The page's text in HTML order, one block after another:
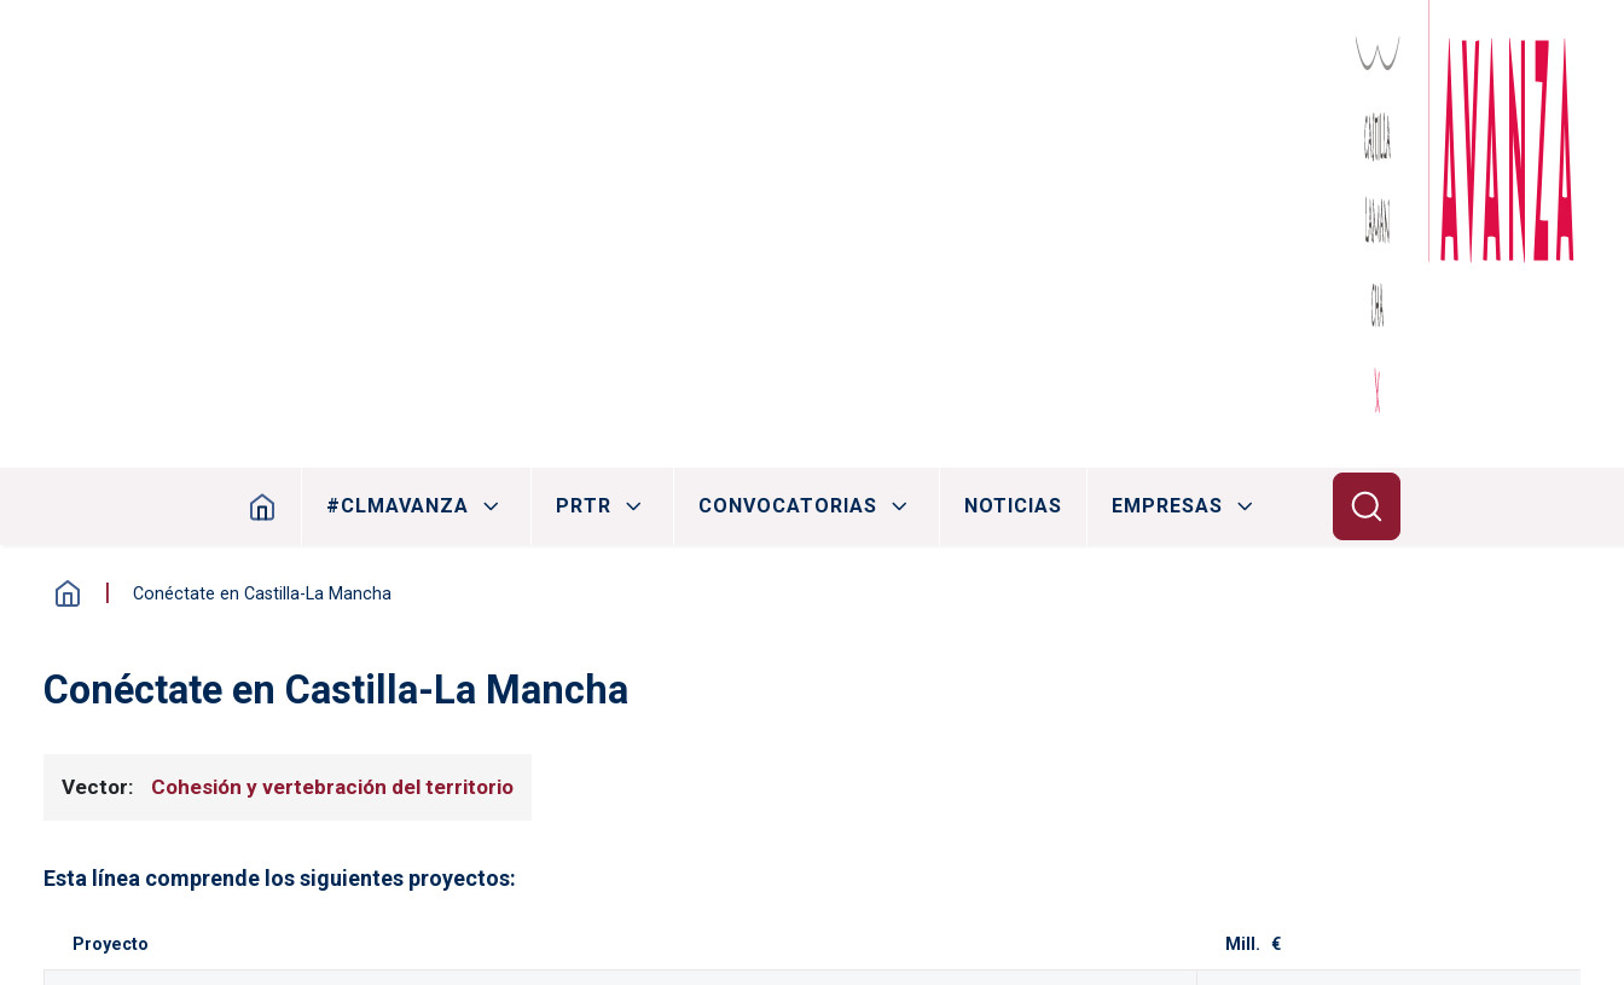
Navegación principal
#CLMAVANZA PRTR CONVOCATORIAS NOTICIAS EMPRESAS
Conéctate en Castilla-La Mancha
Conéctate en Castilla-La Mancha
Vector Cohesión y vertebración del territorio
Esta línea comprende los siguientes proyectos:
Proyecto Mill. €